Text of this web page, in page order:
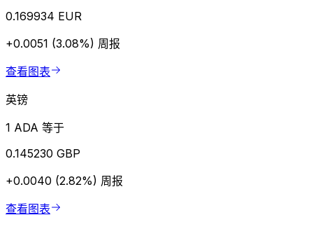
0.169934 EUR
+0.0051 (3.08%) 周报
查看图表
英镑
1 ADA 等于
0.145230 GBP
+0.0040 (2.82%) 周报
查看图表